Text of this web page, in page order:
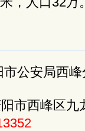
市公安局西
市西峰区九